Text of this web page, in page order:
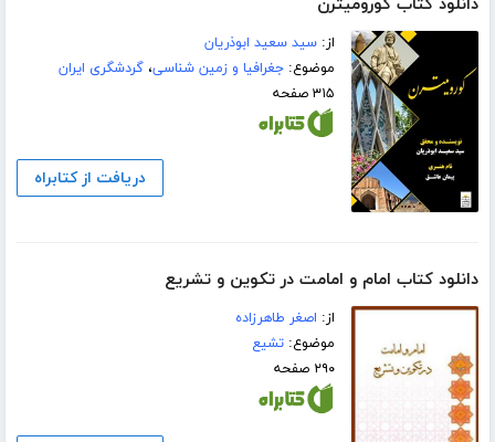
دانلود کتاب کورومیترن
از:سید سعید ابوذریان
موضوع:جغرافیا و زمین شناسی،گردشگری ایران
۳۱۵ صفحه
دریافت از کتابراه
دانلود کتاب امام و امامت در تکوین و تشریع
از: اصغر طاهرزاده
موضوع:تشیع
۲۹۰ صفحه